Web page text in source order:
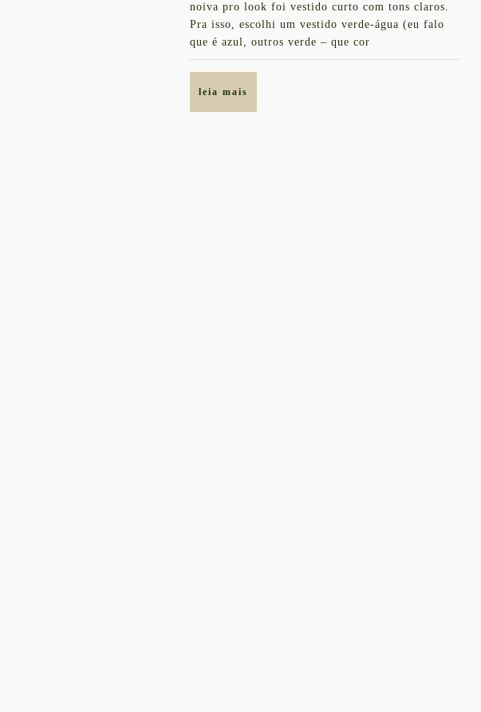
DIA,
NO
CAMPO
noiva pro look foi vestido curto com tons claros.
Pra isso, escolhi um vestido verde-água (eu falo
que é azul, outros verde – que cor
leia mais